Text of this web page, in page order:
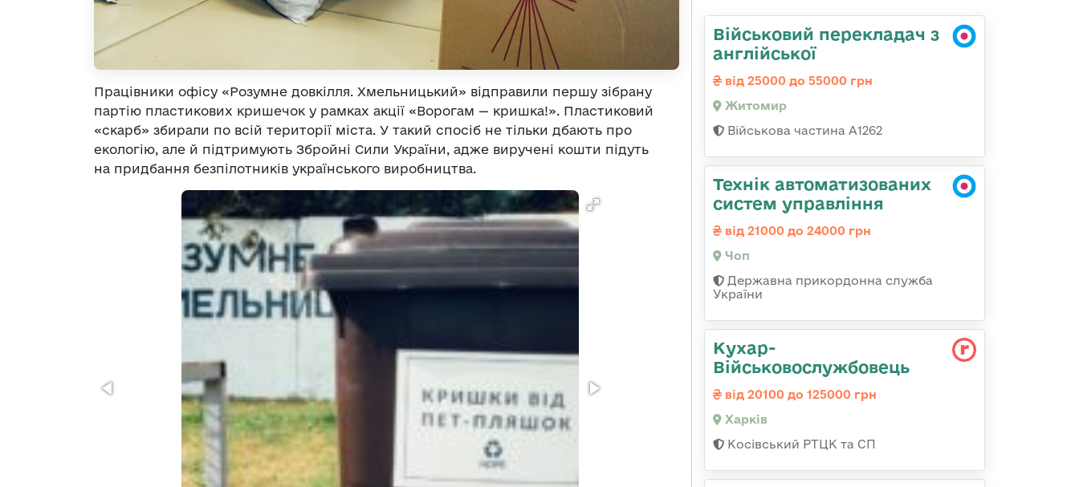
Працівники офісу «Розумне довкілля. Хмельницький» відправили першу зібрану
партію пластикових кришечок у рамках акції «Ворогам — кришка!». Пластиковий
«скарб» збирали по всій території міста. У такий спосіб не тільки дбають про
екологію, але й підтримують Збройні Сили України, адже виручені кошти підуть
на придбання безпілотників українського виробництва.
Військовий перекладач з
англійської
від 25000 до 55000 грн
Житомир
Військова частина А1262
Технік автоматизованих
систем управління
від 21000 до 24000 грн
Чоп
Державна прикордонна служба
України
Кухар-
Військовослужбовець
від 20100 до 125000 грн
Харків
Косівський РТЦК та СП